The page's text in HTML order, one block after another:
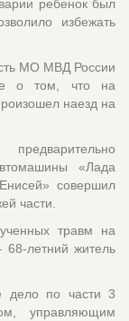
ребенок был
избежать
МО МВД России
о том, что на
наезд на
«Лада
совершил
части.
травм на
68-летний житель
дело по части 3
управляющим